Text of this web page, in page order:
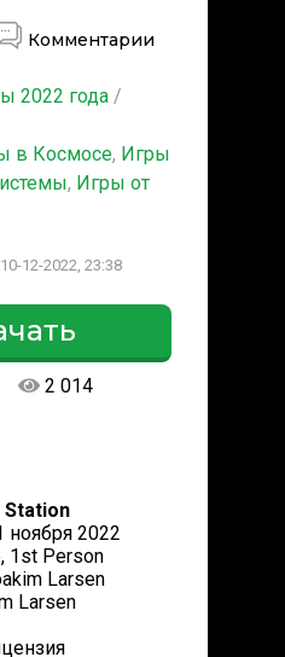
Комментарии
2022 года /
в Космосе, Игры
, Игры от
12-2022, 23:38
2 014
Station
ноября 2022
1st Person
Larsen
Larsen